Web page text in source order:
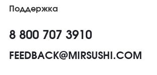
Поддержка
8 800 707 3910
FEEDBACK@MIRSUSHI.COM